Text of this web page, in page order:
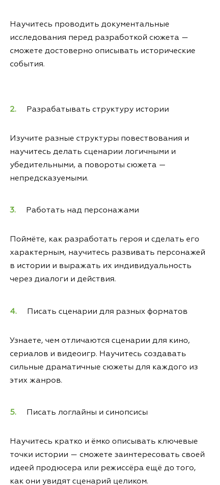
Научитесь проводить документальные
исследования перед разработкой сюжета —
сможете достоверно описывать исторические
события.
Разрабатывать структуру истории
Изучите разные структуры повествования и
научитесь делать сценарии логичными и
убедительными, а повороты сюжета —
непредсказуемыми.
Работать над персонажами
Поймёте, как разработать героя и сделать его
характерным, научитесь развивать персонажей
в истории и выражать их индивидуальность
через диалоги и действия.
Писать сценарии для разных форматов
Узнаете, чем отличаются сценарии для кино,
сериалов и видеоигр. Научитесь создавать
сильные драматичные сюжеты для каждого из
этих жанров.
Писать логлайны и синопсисы
Научитесь кратко и ёмко описывать ключевые
точки истории — сможете заинтересовать своей
идеей продюсера или режиссёра ещё до того,
как они увидят сценарий целиком.